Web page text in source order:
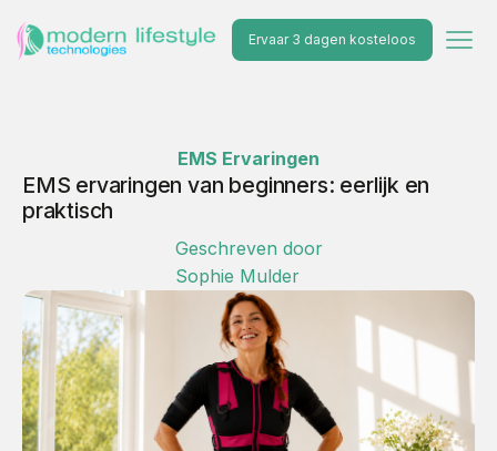
Ervaar 3 dagen kosteloos
EMS Ervaringen
EMS ervaringen van beginners: eerlijk en
praktisch
Geschreven door
Sophie Mulder